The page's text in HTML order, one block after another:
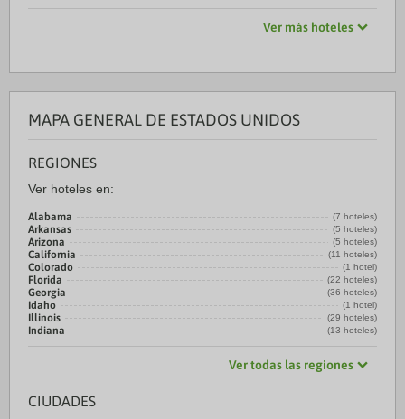
Ver más hoteles
MAPA GENERAL DE ESTADOS UNIDOS
REGIONES
Ver hoteles en:
Alabama (7 hoteles)
Arkansas (5 hoteles)
Arizona (5 hoteles)
California (11 hoteles)
Colorado (1 hotel)
Florida (22 hoteles)
Georgia (36 hoteles)
Idaho (1 hotel)
Illinois (29 hoteles)
Indiana (13 hoteles)
Ver todas las regiones
CIUDADES